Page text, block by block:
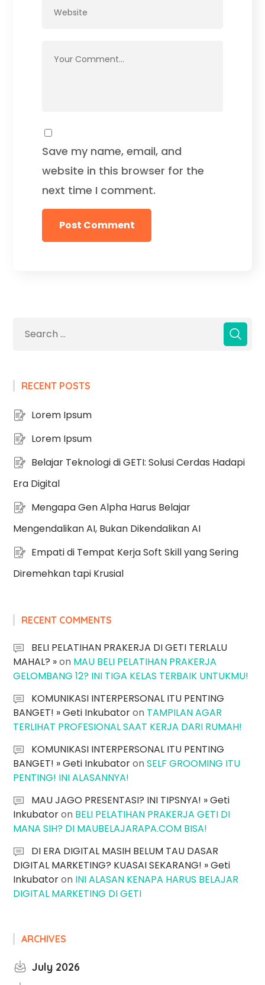
Save my name, email, and
website in this browser for the
next time I comment.
RECENT POSTS
Lorem Ipsum
Lorem Ipsum
Belajar Teknologi di GETI: Solusi Cerdas Hadapi
Era Digital
Mengapa Gen Alpha Harus Belajar
Mengendalikan AI, Bukan Dikendalikan AI
Empati di Tempat Kerja Soft Skill yang Sering
Diremehkan tapi Krusial
RECENT COMMENTS
BELI PELATIHAN PRAKERJA DI GETI TERLALU
MAHAL? »on MAU BELI PELATIHAN PRAKERJA
GELOMBANG 12? INI TIGA KELAS TERBAIK UNTUKMU!
KOMUNIKASI INTERPERSONAL ITU PENTING
BANGET! » Geti Inkubatoron TAMPILAN AGAR
TERLIHAT PROFESIONAL SAAT KERJA DARI RUMAH!
KOMUNIKASI INTERPERSONAL ITU PENTING
BANGET! » Geti InkubatoronSELF GROOMING ITU
PENTING! INI ALASANNYA!
MAU JAGO PRESENTASI? INI TIPSNYA! » Geti
Inkubatoron BELI PELATIHAN PRAKERJA GETI DI
MANA SIH? DI MAUBELAJARAPA.COM BISA!
DI ERA DIGITAL MASIH BELUM TAU DASAR
DIGITAL MARKETING? KUASAI SEKARANG! » Geti
Inkubatoron INI ALASAN KENAPA HARUS BELAJAR
DIGITAL MARKETING DI GETI
ARCHIVES
July 2026